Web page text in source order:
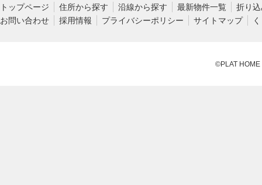
トップページ 住所から探す 沿線から探す 最新物件一覧
折り
お問い合わせ
採用情報 プライバシーポリシー サイトマップ
©PLAT HOME